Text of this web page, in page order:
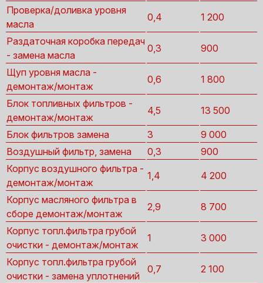
Проверка/доливка уровня
масла
0,4 1 200
Раздаточная коробка передач
- замена масла
0,3 900
Щуп уровня масла -
демонтаж/монтаж
0,6 1 800
Блок топливных фильтров -
демонтаж/монтаж
4,5 13 500
Блок фильтров замена 3
9 000
Воздушный фильтр, замена
0,3
900
Корпус воздушного фильтра -
демонтаж/монтаж
1,4 4 200
Корпус масляного фильтра в
сборе демонтаж/монтаж
2,9 8 700
Корпус топл.фильтра грубой
очистки - демонтаж/монтаж
1 3 000
Корпус топл.фильтра грубой
очистки - замена уплотнений
0,7 2 100